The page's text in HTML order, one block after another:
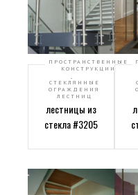
ПРОСТРАНСТВЕННЫЕ
КОНСТРУКЦИИ
,
СТЕКЛЯННЫЕ
ОГРАЖДЕНИЯ
ЛЕСТНИЦ
Ограждение
лестницы из
стекла #3205